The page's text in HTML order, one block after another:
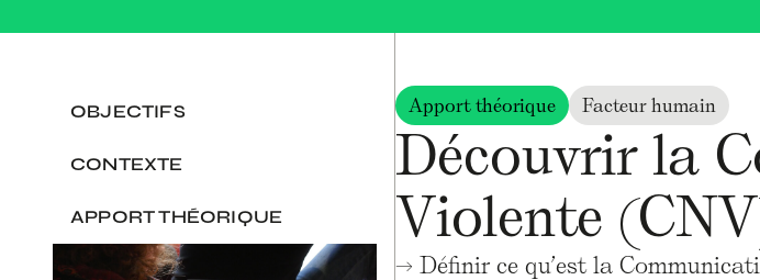
OBJECTIFS
CONTEXTE
APPORT THÉORIQUE
Apport théorique Facteur humain
Découvrir la
Violente
→ Définir ce qu’est la